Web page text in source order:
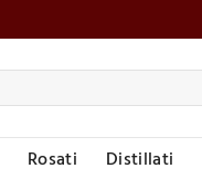
Rosati Distillati